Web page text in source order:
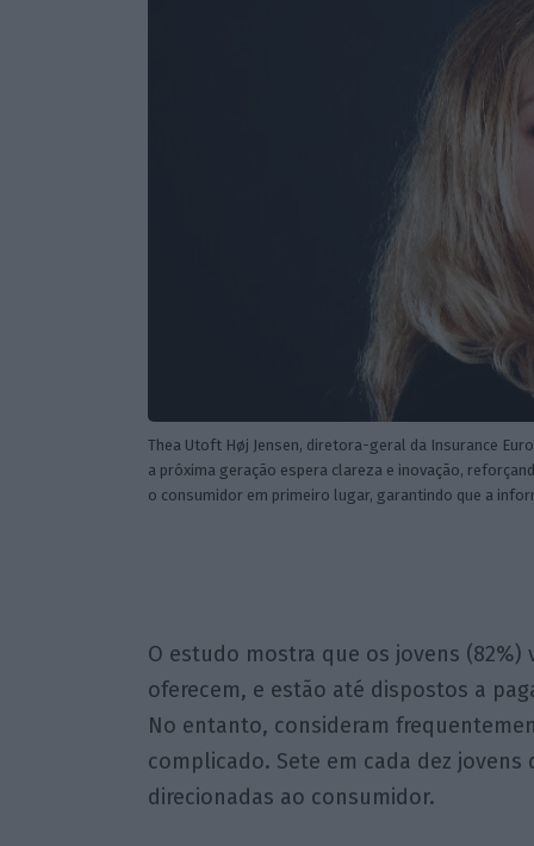
Thea Utoft Høj Jensen, diretora-geral da Insurance
a próxima geração espera clareza e inovação,
o consumidor em primeiro lugar, garantindo que a
O estudo mostra que os jovens
oferecem, e estão até dispostos a
No entanto, consideram
complicado. Sete em cada dez
direcionadas ao consumidor.